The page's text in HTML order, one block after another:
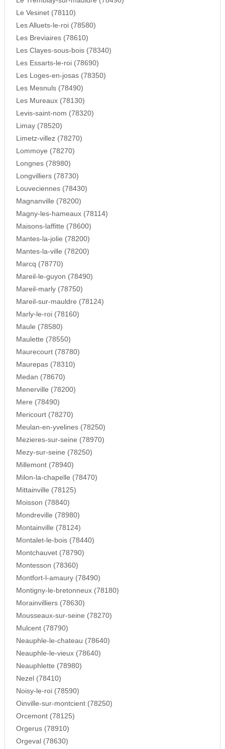
Le Vesinet (78110)
Les Alluets-le-roi (78580)
Les Breviaires (78610)
Les Clayes-sous-bois (78340)
Les Essarts-le-roi (78690)
Les Loges-en-josas (78350)
Les Mesnuls (78490)
Les Mureaux (78130)
Levis-saint-nom (78320)
Limay (78520)
Limetz-villez (78270)
Lommoye (78270)
Longnes (78980)
Longvilliers (78730)
Louveciennes (78430)
Magnanville (78200)
Magny-les-hameaux (78114)
Maisons-laffitte (78600)
Mantes-la-jolie (78200)
Mantes-la-ville (78200)
Marcq (78770)
Mareil-le-guyon (78490)
Mareil-marly (78750)
Mareil-sur-mauldre (78124)
Marly-le-roi (78160)
Maule (78580)
Maulette (78550)
Maurecourt (78780)
Maurepas (78310)
Medan (78670)
Menerville (78200)
Mere (78490)
Mericourt (78270)
Meulan-en-yvelines (78250)
Mezieres-sur-seine (78970)
Mezy-sur-seine (78250)
Millemont (78940)
Milon-la-chapelle (78470)
Mittainville (78125)
Moisson (78840)
Mondreville (78980)
Montainville (78124)
Montalet-le-bois (78440)
Montchauvet (78790)
Montesson (78360)
Montfort-l-amaury (78490)
Montigny-le-bretonneux (78180)
Morainvilliers (78630)
Mousseaux-sur-seine (78270)
Mulcent (78790)
Neauphle-le-chateau (78640)
Neauphle-le-vieux (78640)
Neauphlette (78980)
Nezel (78410)
Noisy-le-roi (78590)
Oinville-sur-montcient (78250)
Orcemont (78125)
Orgerus (78910)
Orgeval (78630)